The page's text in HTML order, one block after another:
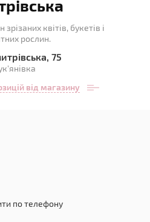
квітів, букетів і
рослин.
75
від магазину
по телефону